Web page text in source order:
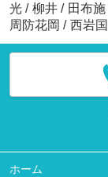
光 / 柳井 / 田布施
周防花岡 / 西岩国
ホーム